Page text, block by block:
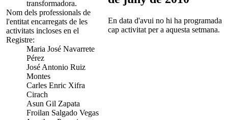
transformadora.
Nom dels professionals de
l'entitat encarregats de les
activitats incloses en el
Registre:
Maria José Navarrete
Pérez
José Antonio Ruiz
Montes
Carles Enric Xifra
Cirach
Asun Gil Zapata
Froilan Salgado Vegas
En data d'avui no hi ha programada
cap activitat per a aquesta setmana.